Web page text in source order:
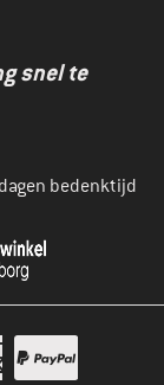
snel te
bedenktijd